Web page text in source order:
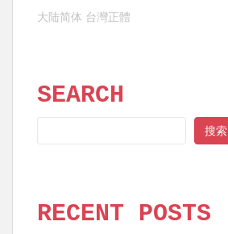
大陆简体 台灣正體
SEARCH
搜索
RECENT POSTS